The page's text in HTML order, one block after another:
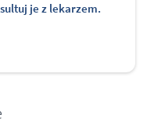
je z lekarzem.